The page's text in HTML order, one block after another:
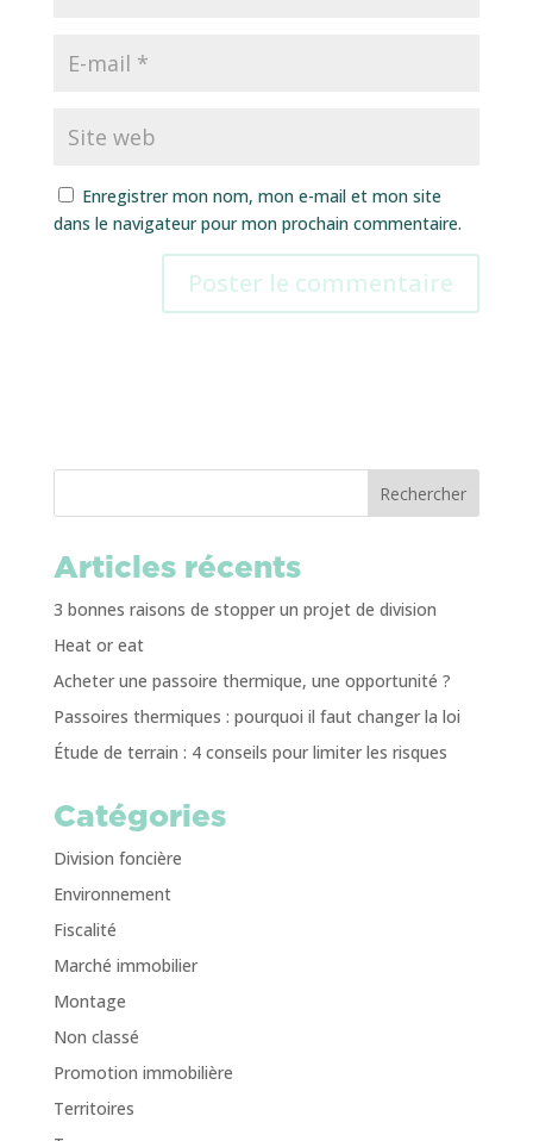
Enregistrer mon nom, mon e-mail et mon site
dans le navigateur pour mon prochain commentaire.
Rechercher
Articles récents
3 bonnes raisons de stopper un projet de division
Heat or eat
Acheter une passoire thermique, une opportunité ?
Passoires thermiques : pourquoi il faut changer la loi
Étude de terrain : 4 conseils pour limiter les risques
Catégories
Division foncière
Environnement
Fiscalité
Marché immobilier
Montage
Non classé
Promotion immobilière
Territoires